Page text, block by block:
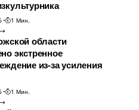
1 Мин.
области
экстренное
из-за усиления
1 Мин.